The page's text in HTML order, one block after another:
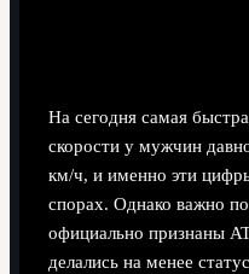
На сегодня самая
скорости у мужчин
км/ч, и именно эти
спорах. Однако важно
официально признаны
делались на менее